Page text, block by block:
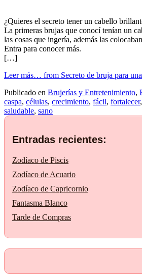
¿Quieres el secreto tener un cabello
La primeras brujas que conocí tenían un
las cosas que ingería, además las
Entra para conocer más.
[…]
Leer más… from Secreto de bruja para
Publicado en Brujerías y Entretenimiento,
caspa, células, crecimiento, fácil, fortalecer,
saludable, sano
Entradas recientes:
Zodíaco de Piscis
Zodíaco de Acuario
Zodíaco de Capricornio
Fantasma Blanco
Tarde de Compras